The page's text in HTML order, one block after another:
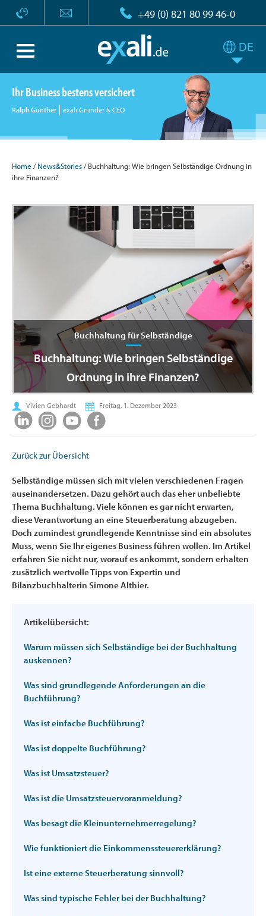
+49 (0) 821 80 99 46-0
Ihr Business bestens versichert
Ralph Günther exali Gründer & CEO
Home /News&Stories/ Buchhaltung: Wie bringen Selbständige Ordnung in
ihre Finanzen?
Buchhaltung für Selbständige
Buchhaltung: Wie bringen Selbständige
Ordnung in ihre Finanzen?
Vivien Gebhardt Freitag, 1. Dezember 2023
Zurück zur Übersicht
Selbständige müssen sich mit vielen verschiedenen Fragen
auseinandersetzen. Dazu gehört auch das eher unbeliebte
Thema Buchhaltung. Viele können es gar nicht erwarten,
diese Verantwortung an eine Steuerberatung abzugeben.
Doch zumindest grundlegende Kenntnisse sind ein absolutes
Muss, wenn Sie Ihr eigenes Business führen wollen. Im Artikel
erfahren Sie nicht nur, worauf es ankommt, sondern erhalten
zusätzlich wertvolle Tipps von Expertin und
Bilanzbuchhalterin Simone Althier.
Artikelübersicht:
Warum müssen sich Selbständige bei der Buchhaltung
auskennen?
Was sind grundlegende Anforderungen an die
Buchführung?
Was ist einfache Buchführung?
Was ist doppelte Buchführung?
Was ist Umsatzsteuer?
Was ist die Umsatzsteuervoranmeldung?
Was besagt die Kleinunternehmerregelung?
Wie funktioniert die Einkommenssteuererklärung?
Ist eine externe Steuerberatung sinnvoll?
Was sind typische Fehler bei der Buchhaltung?